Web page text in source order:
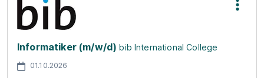
Informatiker (m/w/d) bib International College
01.10.2026